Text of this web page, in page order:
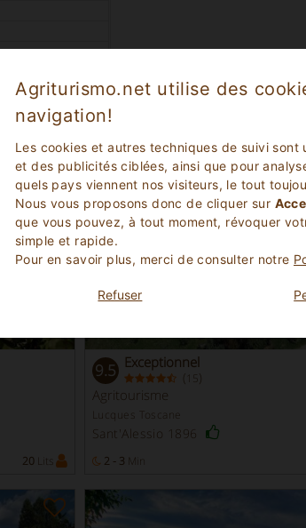
Agriturismo.net utilise des
navigation!
Les cookies et autres techniques de suivi
et des publicités ciblées, ainsi que pour
quels pays viennent nos visiteurs, le tout
Nous vous proposons donc de cliquer sur
que vous pouvez, à tout moment, révoquer
simple et rapide.
Pour en savoir plus, merci de consulter notre
Refuser
20 Lits
9.5 Exceptionnel
( )
Agritourisme
Lucques Toscane
Sant'Alessio 1896
2 - 3 Min